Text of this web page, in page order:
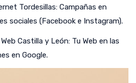
Tordesillas: Campañas en
sociales (Facebook e Instagram).
Castilla y León: Tu Web en las
en Google.